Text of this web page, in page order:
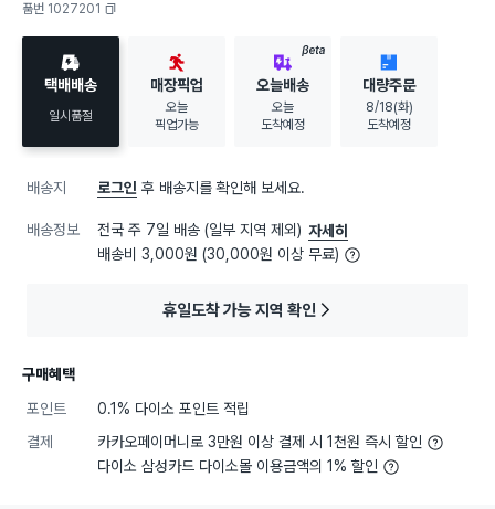
품번 1027201
택배배송
일시품절
매장픽업
오늘
픽업가능
BETA
오늘배송
오늘
도착예정
대량주문
8/18(화)
도착예정
배송지 로그인 후 배송지를 확인해 보세요.
배송정보 전국 주 7일 배송 (일부 지역 제외) 자세히
배송비 3,000원 (30,000원 이상 무료)
휴일도착 가능 지역 확인
구매혜택
포인트
0.1% 다이소 포인트 적립
결제
카카오페이머니로 3만원 이상 결제 시 1천원 즉시 할인
다이소 삼성카드 다이소몰 이용금액의 1% 할인